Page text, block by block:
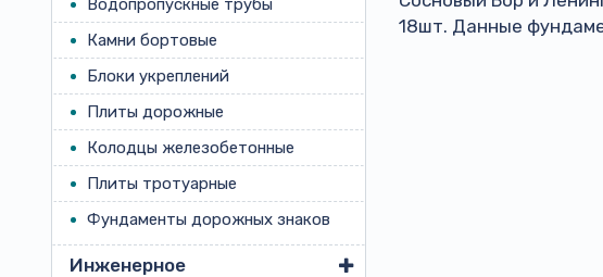
Водопропускные трубы
Камни бортовые
Блоки укреплений
Плиты дорожные
Колодцы железобетонные
Плиты тротуарные
Фундаменты дорожных знаков
Инженерное
18шт. Данные